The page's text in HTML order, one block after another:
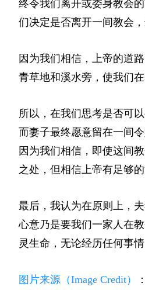
终令我们离开或委身教会
们决定是否离开一间教会
因为我们相信，上帝的道
青草地和溪水旁，使我们
所以，在我们思考是否可
而妻子最终愿意留在一间
因为我们相信，即使这间
之处，但相信上帝有足够
最后，我认为在原则上，
心意乃是要我们一家人在
灵生命，无论经历任何事
图片来源（Image Credit） ：